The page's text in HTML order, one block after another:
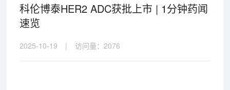
科伦博泰HER2 ADC获批上市 | 1分钟药闻
速览
2025-10-19 | 访问量： 2076